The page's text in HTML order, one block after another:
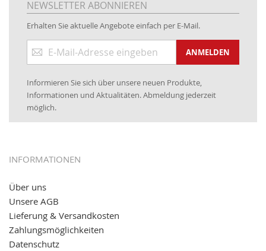
01.06.2019: Individuell
bedruckte Kabeltrommeln
www.kabeltrommeln-versand.de/Kabelbedruckung
04.11.2018: Überarbeitung der Corporate Identity (CI)
16.01.2017:JETZT NEU- Visa & MasterCard (inkl.
Maestro)
12.01.2017:JETZT NEU- giropay, SOFORT-Überweisung
05.09.2016: NEUE Topseller bei
11.08.2016: Gerade entsteht unser "neuer"
Partnershop
Online-Shop für einfaches Transportieren. Einfach
reinschauen...
NEWSLETTER ABONNIEREN
Erhalten Sie aktuelle Angebote einfach per E-Mail.
zum
ANMELDEN
Informieren Sie sich über unsere neuen Produkte,
Informationen und Aktualitäten. Abmeldung jederzeit
möglich.
INFORMATIONEN
Über uns
Unsere AGB
Lieferung & Versandkosten
Zahlungsmöglichkeiten
Datenschutz